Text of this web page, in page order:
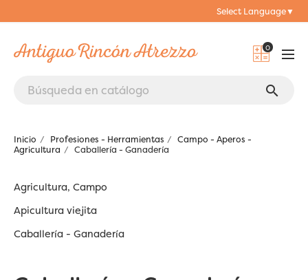
Select Language▼
0
search
Inicio Profesiones - Herramientas
Campo - Aperos -
Agricultura
Caballería - Ganadería
Agricultura, Campo
Apicultura viejita
Caballería - Ganadería